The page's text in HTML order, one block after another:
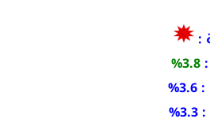
:
3.8%